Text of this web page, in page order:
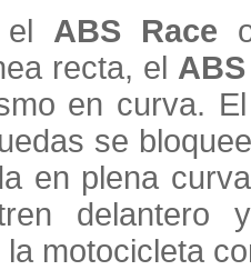
el ABS Race
recta, el
en curva.
se
en plena
delantero
la motocicleta